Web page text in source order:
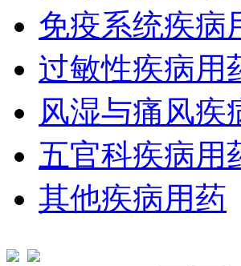
免疫系统疾病
过敏性疾病用
风湿与痛风疾
五官科疾病用
其他疾病用药